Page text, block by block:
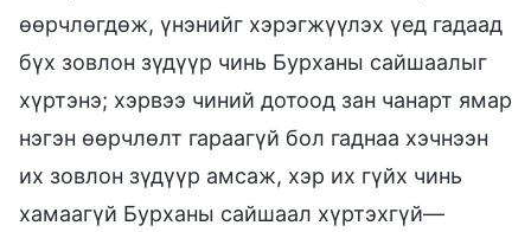
өөрчлөгдөж, үнэнийг хэрэгжүүлэх үед гадаад
бүх зовлон зүдүүр чинь Бурханы сайшаалыг
хүртэнэ; хэрвээ чиний дотоод зан чанарт ямар
нэгэн өөрчлөлт гараагүй бол гаднаа хэчнээн
их зовлон зүдүүр амсаж, хэр их гүйх чинь
хамаагүй Бурханы сайшаал хүртэхгүй—